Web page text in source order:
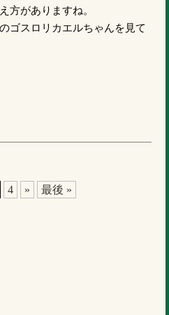
方がありますね。
ゴスロリカエルちゃんを見て
4 » 最後 »